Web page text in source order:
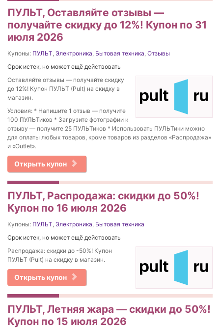
ПУЛЬТ, Оставляйте отзывы —
получайте скидку до 12%! Купон по 31
июля 2026
Купоны: ПУЛЬТ Электроника Бытовая техника Отзывы
Срок истек, но может ещё действовать
Оставляйте отзывы — получайте скидку
до 12%! Купон ПУЛЬТ (Pult) на скидку в
магазин.
Условия: * Напишите 1 отзыв — получите
100 ПУЛЬТиков * Загрузите фотографии к
отзыву — получите 25 ПУЛЬТиков * Использовать ПУЛЬТики можно
для оплаты любых товаров, кроме товаров из разделов «Распродажа»
и «Outlet».
Открыть купон
ПУЛЬТ, Распродажа: скидки до 50%!
Купон по 16 июля 2026
Купоны: ПУЛЬТ Электроника Бытовая техника
Срок истек, но может ещё действовать
Распродажа: скидки до -50%! Купон
ПУЛЬТ (Pult) на скидку в магазин.
Открыть купон
ПУЛЬТ, Летняя жара — скидки до 50%!
Купон по 15 июля 2026